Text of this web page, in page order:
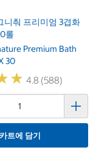
니춰 프리미엄 3겹화
롤
Premium Bath
30
★
★ 4.8 (588)
트에 담기